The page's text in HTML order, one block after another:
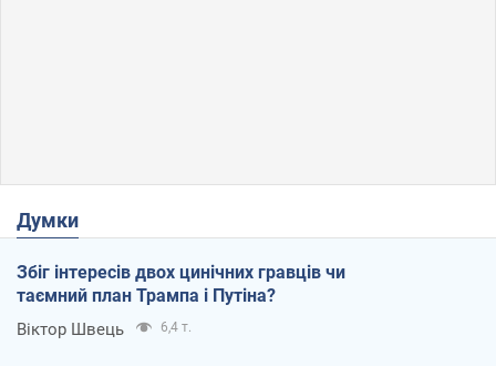
Думки
Збіг інтересів двох цинічних гравців чи
таємний план Трампа і Путіна?
Віктор Швець 6,4 т.